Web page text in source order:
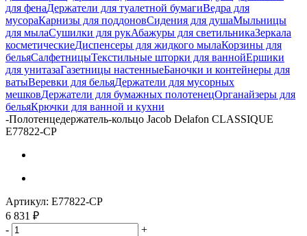
для фенаДержатели для туалетной бумагиВедра для
мусораКарнизы для поддоновСидения для душаМыльницы
для мылаСушилки для рукАбажуры для светильникаЗеркала
косметическиеДиспенсеры для жидкого мылаКорзины для
бельяСалфетницыТекстильные шторки для ваннойЕршики
для унитазаГазетницы настенныеБаночки и контейнеры для
ватыВеревки для бельяДержатели для мусорных
мешковДержатели для бумажных полотенецОрганайзеры для
бельяКрючки для ванной и кухни
-Полотенцедержатель-кольцо Jacob Delafon CLASSIQUE
E77822-CP
Артикул: E77822-CP
6 831 ₽
-
+